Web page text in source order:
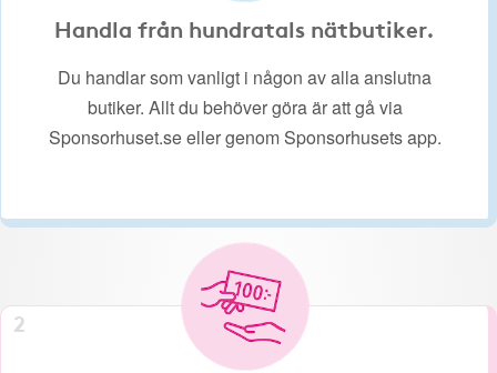
Handla från hundratals nätbutiker.
Du handlar som vanligt i någon av alla anslutna
butiker. Allt du behöver göra är att gå via
Sponsorhuset.se eller genom Sponsorhusets app.
2